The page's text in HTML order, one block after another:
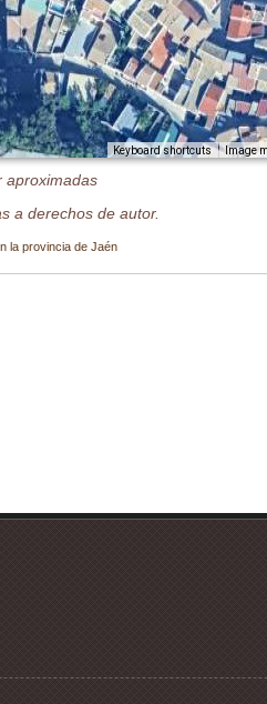
Keyboard shortcuts Image
aproximadas
a derechos de autor.
la provincia de Jaén